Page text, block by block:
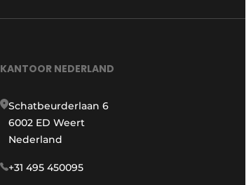
KANTOOR NEDERLAND
Schatbeurderlaan 6
6002 ED Weert
Nederland
+31 495 450095